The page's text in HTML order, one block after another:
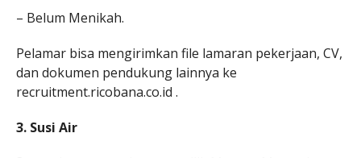
– Belum Menikah.
Pelamar bisa mengirimkan file lamaran pekerjaan, CV,
dan dokumen pendukung lainnya ke
recruitment.ricobana.co.id .
3. Susi Air